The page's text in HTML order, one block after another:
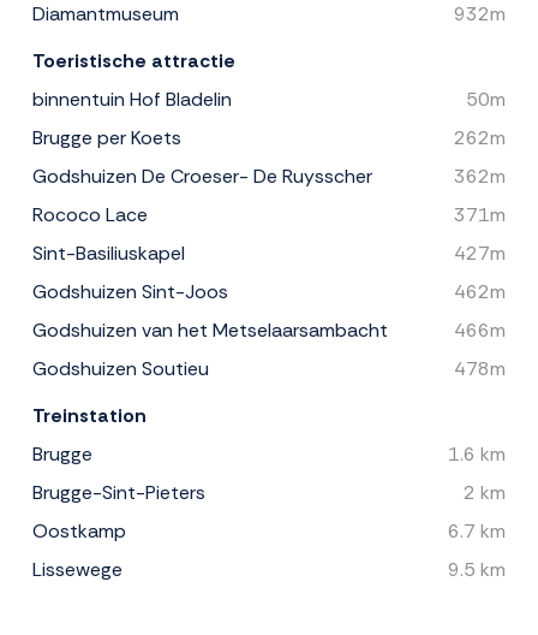
Diamantmuseum
932m
Toeristische attractie
binnentuin Hof Bladelin
50m
Brugge per Koets
262m
Godshuizen De Croeser- De Ruysscher
362m
Rococo Lace
371m
Sint-Basiliuskapel
427m
Godshuizen Sint-Joos
462m
Godshuizen van het Metselaarsambacht
466m
Godshuizen Soutieu
478m
Treinstation
Brugge
1.6 km
Brugge-Sint-Pieters
2 km
Oostkamp
6.7 km
Lissewege
9.5 km